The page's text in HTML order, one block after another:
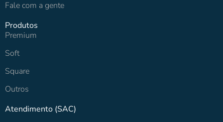
Fale com a gente
Produtos
Premium
Soft
Square
Outros
Atendimento (SAC)